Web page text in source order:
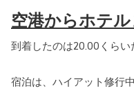
空港からホテ
到着したのは20.00くらい
宿泊は、ハイアット修行